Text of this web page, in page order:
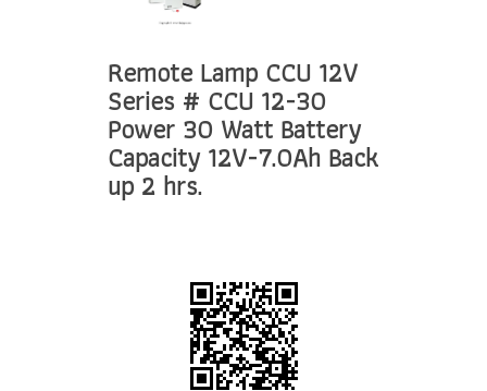
Remote Lamp CCU 12V
Series # CCU 12-30
Power 30 Watt Battery
Capacity 12V-7.0Ah Back
up 2 hrs.